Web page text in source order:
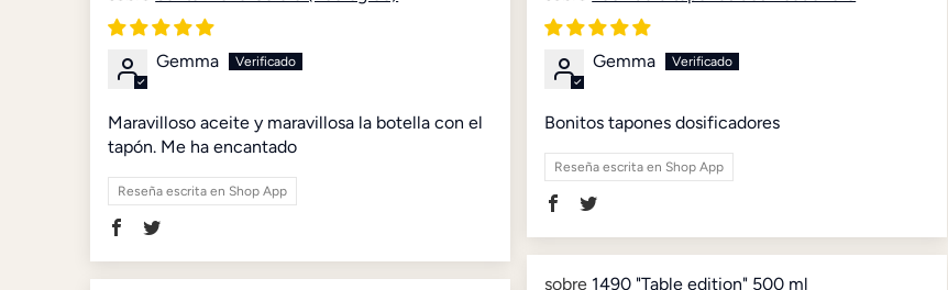
Gemma
Maravilloso aceite y maravillosa la botella con el
tapón. Me ha encantado
Reseña escrita en Shop App
Gemma
Bonitos tapones dosificadores
Reseña escrita en Shop App
1490 "Table edition" 500 ml